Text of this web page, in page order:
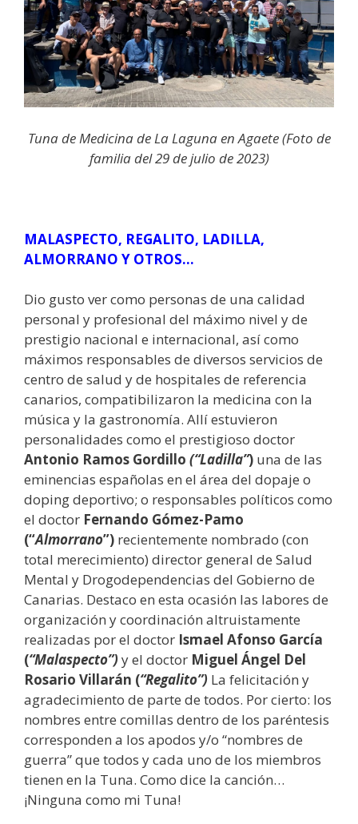
Tuna de Medicina de La Laguna en Agaete (Foto de
familia del 29 de julio de 2023)
MALASPECTO, REGALITO, LADILLA,
ALMORRANO Y OTROS…
Dio gusto ver como personas de una calidad
personal y profesional del máximo nivel y de
prestigio nacional e internacional, así como
máximos responsables de diversos servicios de
centro de salud y de hospitales de referencia
canarios, compatibilizaron la medicina con la
música y la gastronomía. Allí estuvieron
personalidades como el prestigioso doctor
Antonio Ramos Gordillo (“Ladilla”) una de las
eminencias españolas en el área del dopaje o
doping deportivo; o responsables políticos como
el doctor Fernando Gómez-Pamo
(“Almorrano”) recientemente nombrado (con
total merecimiento) director general de Salud
Mental y Drogodependencias del Gobierno de
Canarias. Destaco en esta ocasión las labores de
organización y coordinación altruistamente
realizadas por el doctor Ismael Afonso García
(“Malaspecto”) y el doctor Miguel Ángel Del
Rosario Villarán (“Regalito”) La felicitación y
agradecimiento de parte de todos. Por cierto: los
nombres entre comillas dentro de los paréntesis
corresponden a los apodos y/o “nombres de
guerra” que todos y cada uno de los miembros
tienen en la Tuna. Como dice la canción…
¡Ninguna como mi Tuna!